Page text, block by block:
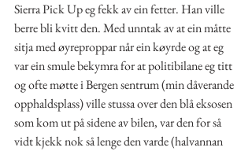
Sierra Pick Up eg fekk av ein fetter. Han ville
berre bli kvitt den. Med unntak av at ein måtte
sitja med øyreproppar når ein køyrde og at eg
var ein smule bekymra for at politibilane eg titt
og ofte møtte i Bergen sentrum (min dåverande
opphaldsplass) ville stussa over den blå eksosen
som kom ut på sidene av bilen, var den for så
vidt kjekk nok så lenge den varde (halvannan